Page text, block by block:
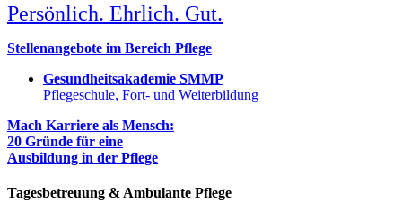
Persönlich. Ehrlich. Gut.
Stellenangebote im Bereich Pflege
Gesundheitsakademie SMMP
Pflegeschule, Fort- und Weiterbildung
Mach Karriere als Mensch:
20 Gründe für eine
Ausbildung in der Pflege
Tagesbetreuung & Ambulante Pflege